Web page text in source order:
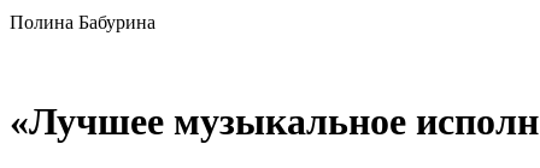
Полина Бабурина
«Лучшее музыкальное